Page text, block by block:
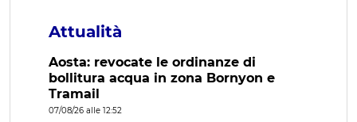
Attualità
Aosta: revocate le ordinanze di
bollitura acqua in zona Bornyon e
Tramail
07/08/26 alle 12:52